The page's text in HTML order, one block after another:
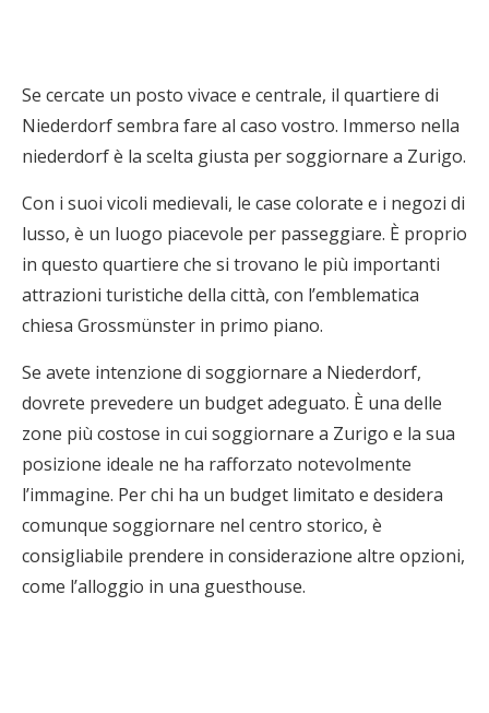
Se cercate un posto vivace e centrale, il quartiere di
Niederdorf sembra fare al caso vostro. Immerso nella
niederdorf è la scelta giusta per soggiornare a Zurigo.
Con i suoi vicoli medievali, le case colorate e i negozi di
lusso, è un luogo piacevole per passeggiare. È proprio
in questo quartiere che si trovano le più importanti
attrazioni turistiche della città, con l’emblematica
chiesa Grossmünster in primo piano.
Se avete intenzione di soggiornare a Niederdorf,
dovrete prevedere un budget adeguato. È una delle
zone più costose in cui soggiornare a Zurigo e la sua
posizione ideale ne ha rafforzato notevolmente
l’immagine. Per chi ha un budget limitato e desidera
comunque soggiornare nel centro storico, è
consigliabile prendere in considerazione altre opzioni,
come l’alloggio in una guesthouse.